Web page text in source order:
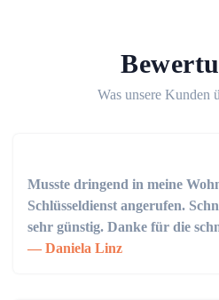
Was unsere Kunden
Musste dringend in meine
Schlüsseldienst angerufen.
sehr günstig. Danke für die
Daniela Linz